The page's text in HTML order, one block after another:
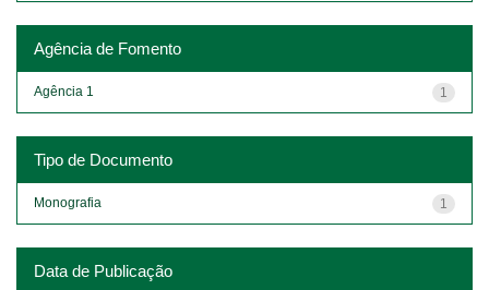
Agência de Fomento
1
Agência 1
Tipo de Documento
1
Monografia
Data de Publicação